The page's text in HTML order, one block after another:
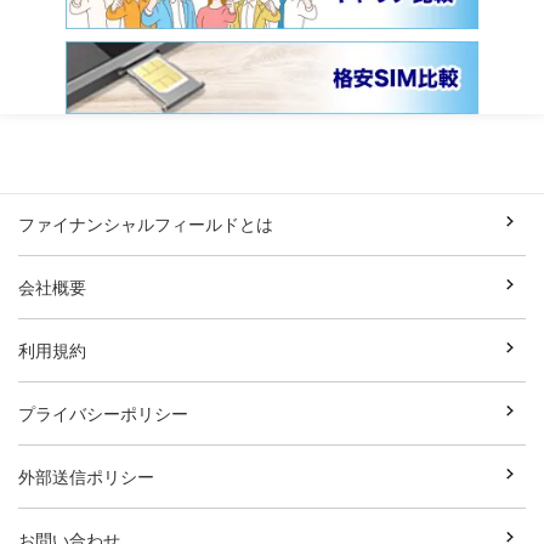
ファイナンシャルフィールドとは
会社概要
利用規約
プライバシーポリシー
外部送信ポリシー
お問い合わせ